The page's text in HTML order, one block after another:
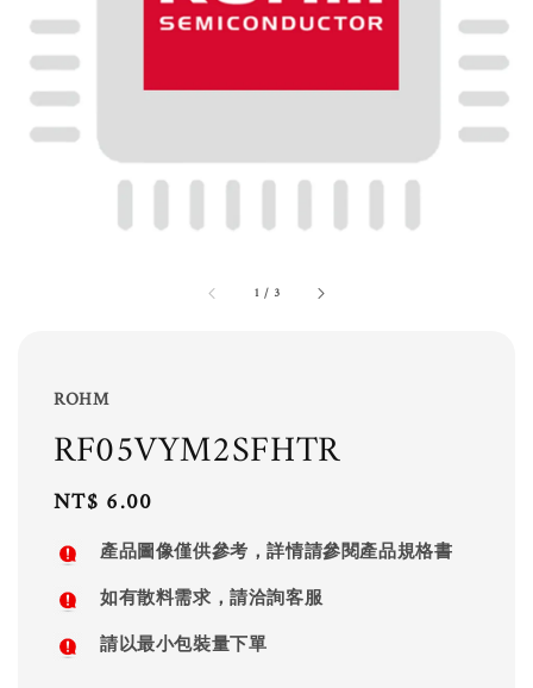
1 / 3
ROHM
RF05VYM2SFHTR
Regular
price
NT$ 6.00
產品圖像僅供參考，詳情請參閱產品規格書
如有散料需求，請洽詢客服
請以最小包裝量下單